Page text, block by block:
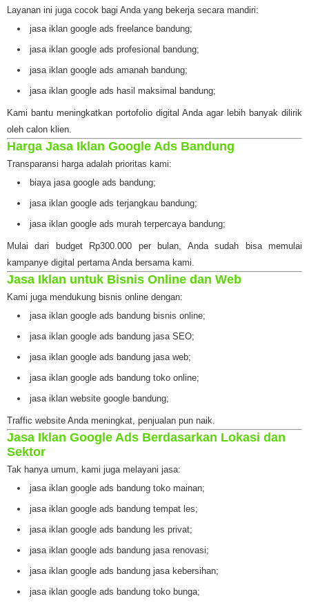
Layanan ini juga cocok bagi Anda yang bekerja secara mandiri:
jasa iklan google ads freelance bandung;
jasa iklan google ads profesional bandung;
jasa iklan google ads amanah bandung;
jasa iklan google ads hasil maksimal bandung;
Kami bantu meningkatkan portofolio digital Anda agar lebih banyak dilirik
oleh calon klien.
Harga Jasa Iklan Google Ads Bandung
Transparansi harga adalah prioritas kami:
biaya jasa google ads bandung;
jasa iklan google ads terjangkau bandung;
jasa iklan google ads murah terpercaya bandung;
Mulai dari budget Rp300.000 per bulan, Anda sudah bisa memulai
kampanye digital pertama Anda bersama kami.
Jasa Iklan untuk Bisnis Online dan Web
Kami juga mendukung bisnis online dengan:
jasa iklan google ads bandung bisnis online;
jasa iklan google ads bandung jasa SEO;
jasa iklan google ads bandung jasa web;
jasa iklan google ads bandung toko online;
jasa iklan website google bandung;
Traffic website Anda meningkat, penjualan pun naik.
Jasa Iklan Google Ads Berdasarkan Lokasi dan
Sektor
Tak hanya umum, kami juga melayani jasa:
jasa iklan google ads bandung toko mainan;
jasa iklan google ads bandung tempat les;
jasa iklan google ads bandung les privat;
jasa iklan google ads bandung jasa renovasi;
jasa iklan google ads bandung jasa kebersihan;
jasa iklan google ads bandung toko bunga;